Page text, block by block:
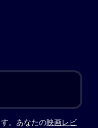
。あなたの映画レビ